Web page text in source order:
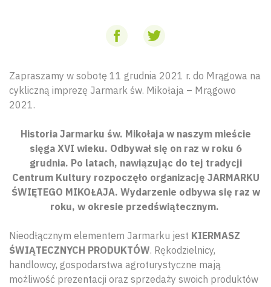
Zapraszamy w sobotę 11 grudnia 2021 r. do Mrągowa na
cykliczną imprezę Jarmark św. Mikołaja – Mrągowo
2021.
Historia Jarmarku św. Mikołaja w naszym mieście
sięga XVI wieku. Odbywał się on raz w roku 6
grudnia. Po latach, nawiązując do tej tradycji
Centrum Kultury rozpoczęło organizację JARMARKU
ŚWIĘTEGO MIKOŁAJA. Wydarzenie odbywa się raz w
roku, w okresie przedświątecznym.
Nieodłącznym elementem Jarmarku jest KIERMASZ
ŚWIĄTECZNYCH PRODUKTÓW. Rękodzielnicy,
handlowcy, gospodarstwa agroturystyczne mają
możliwość prezentacji oraz sprzedaży swoich produktów